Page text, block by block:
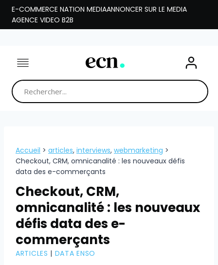
Aller
contenu
E-COMMERCE NATION MEDIAANNONCER SUR LE MEDIA
AGENCE VIDEO B2B
Accueil > articles, interviews, webmarketing >
Checkout, CRM, omnicanalité : les nouveaux défis
data des e-commerçants
Checkout, CRM,
omnicanalité : les nouveaux
défis data des e-
commerçants
ARTICLES | DATA ENSO